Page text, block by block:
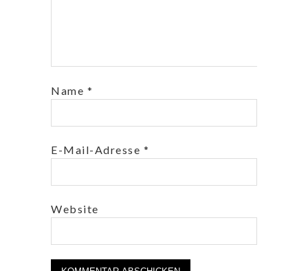
Name *
E-Mail-Adresse *
Website